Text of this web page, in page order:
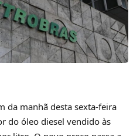
da manhã desta sexta-feira
do óleo diesel vendido às